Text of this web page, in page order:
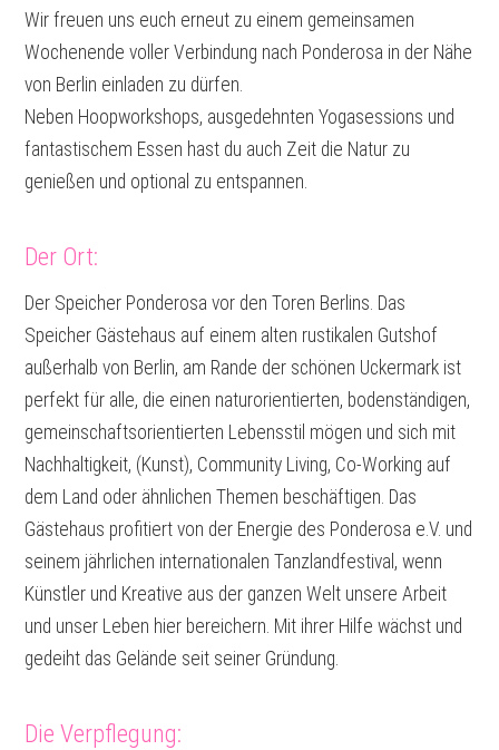
Wir freuen uns euch erneut zu einem gemeinsamen
Wochenende voller Verbindung nach Ponderosa in der Nähe
von Berlin einladen zu dürfen.
Neben Hoopworkshops, ausgedehnten Yogasessions und
fantastischem Essen hast du auch Zeit die Natur zu
genießen und optional zu entspannen.
Der Ort:
Der Speicher Ponderosa vor den Toren Berlins. Das
Speicher Gästehaus auf einem alten rustikalen Gutshof
außerhalb von Berlin, am Rande der schönen Uckermark ist
perfekt für alle, die einen naturorientierten, bodenständigen,
gemeinschaftsorientierten Lebensstil mögen und sich mit
Nachhaltigkeit, (Kunst), Community Living, Co-Working auf
dem Land oder ähnlichen Themen beschäftigen. Das
Gästehaus profitiert von der Energie des Ponderosa e.V. und
seinem jährlichen internationalen Tanzlandfestival, wenn
Künstler und Kreative aus der ganzen Welt unsere Arbeit
und unser Leben hier bereichern. Mit ihrer Hilfe wächst und
gedeiht das Gelände seit seiner Gründung.
Die Verpflegung: